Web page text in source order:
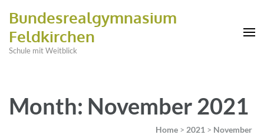
Bundesrealgymnasium
Feldkirchen
Schule mit Weitblick
Month: November 2021
Home > 2021 > November